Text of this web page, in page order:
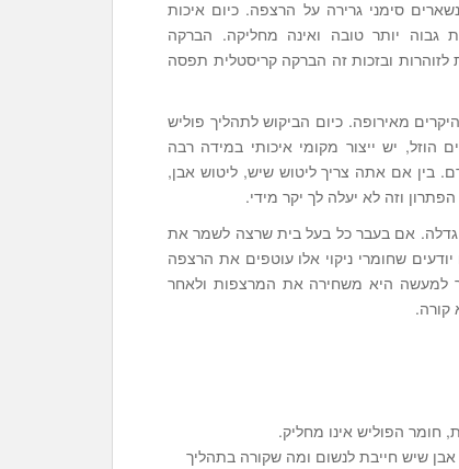
סימני גרירה על הרצפה. כיום איכות
גבוה יותר טובה ואינה מחליקה. הברקה
שהפך את המרצפות לזוהרות ובזכות זה הברקה קריסטלית תפסה
מאירופה. כיום הביקוש לתהליך פוליש
יש ייצור מקומי איכותי במידה רבה
בין אם אתה צריך ליטוש שיש, ליטוש אבן,
וזה לא יעלה לך יקר מידי.
גדלה. אם בעבר כל בעל בית שרצה לשמר את
שחומרי ניקוי אלו עוטפים את הרצפה
למעשה היא משחירה את המרצפות ולאחר
קורה.
חומר הפוליש אינו מחליק.
שיש חייבת לנשום ומה שקורה בתהליך